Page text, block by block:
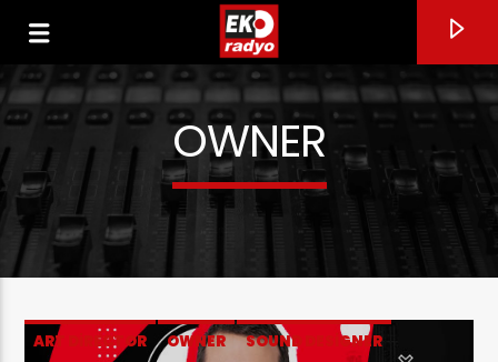
OWNER
ART DIRECTOR OWNER SOUND DESIGNER